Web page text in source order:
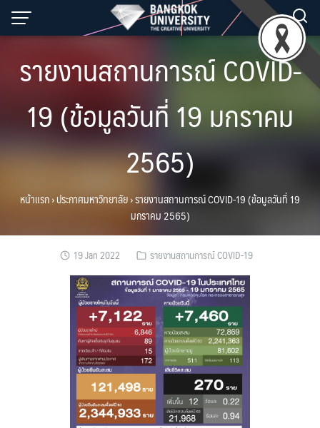
Skip
รายงานสถานการณ์ COVID-
19 (ข้อมูลวันที่ 19 มกราคม
2565)
หน้าแรก›ประกาศมหาวิทยาลัย›รายงานสถานการณ์ COVID-19 (ข้อมูลวันที่ 19
มกราคม 2565)
19 Jan 2022 รายงานสถานการณ์ COVID-19